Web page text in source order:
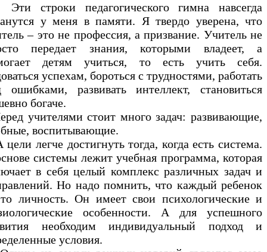
строки педагогического гимна навсегда
у меня в памяти. Я твердо уверена, что
– это не профессия, а призвание. Учитель не
передает знания, которыми владеет, а
детям учиться, то есть учить себя.
успехам, бороться с трудностями, работать
ошибками, развивать интеллект, становиться
богаче.
учителями стоит много задач: развивающие,
воспитывающие.
легче достигнуть тогда, когда есть система.
системы лежит учебная программа, которая
в себя целый комплекс различных задач и
Но надо помнить, что каждый ребенок
личность. Он имеет свои психологические и
особенности. А для успешного
необходим индивидуальный подход и
условия.